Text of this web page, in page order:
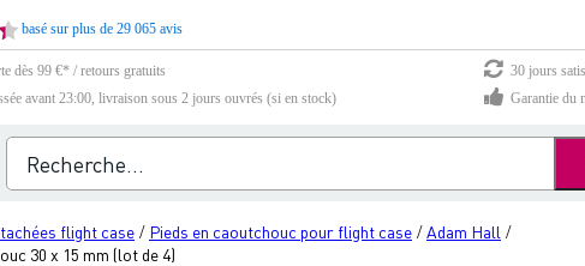
basé sur plus de 29 065 avis
dès 99 €* / retours gratuits
30 jours
avant 23:00, livraison sous 2 jours ouvrés (si en stock)
Garantie du
flight case / Pieds en caoutchouc pour flight case /Adam Hall /
30 x 15 mm (lot de 4)